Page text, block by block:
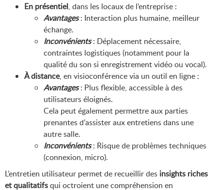
En présentiel, dans les locaux de l’entreprise :
Avantages: Interaction plus humaine, meilleur
échange.
Inconvénients: Déplacement nécessaire,
contraintes logistiques (notamment pour la
qualité du son si enregistrement vidéo ou vocal).
À distance, en visioconférence via un outil en ligne :
Avantages: Plus flexible, accessible à des
utilisateurs éloignés.
Cela peut également permettre aux parties
prenantes d’assister aux entretiens dans une
autre salle.
Inconvénients: Risque de problèmes techniques
(connexion, micro).
L’entretien utilisateur permet de recueillir des insights riches
et qualitatifsqui octroient une compréhension en